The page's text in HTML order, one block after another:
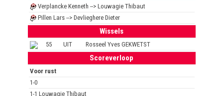
Verplancke Kenneth --> Louwagie Thibaut
Pillen Lars --> Devlieghere Dieter
Wissels
55 UIT Rosseel Yves GEKWETST
Scoreverloop
Voor rust
1-0
1-1 Louwagie Thibaut